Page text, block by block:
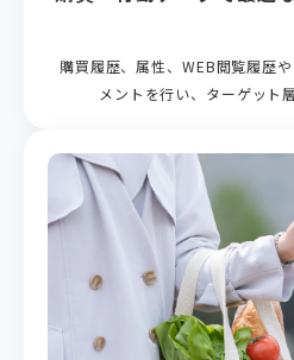
購買履歴、属性、WEB閲覧履歴
メントを行い、​ターゲット